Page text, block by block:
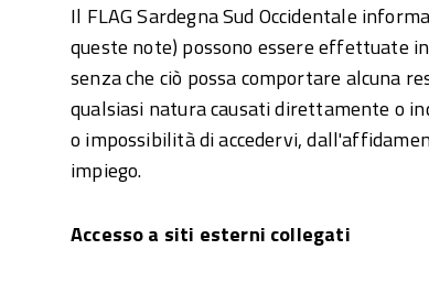
Il FLAG Sardegna Sud Occidentale
queste note) possono essere effettuate
senza che ciò possa comportare alcuna
qualsiasi natura causati direttamente o
o impossibilità di accedervi,
impiego.
Accesso a siti esterni collegati